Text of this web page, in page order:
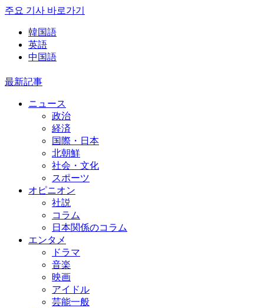
주요 기사 바로가기
韓国語
英語
中国語
最新記事
ニュース
政治
経済
国際・日本
北朝鮮
社会・文化
スポーツ
オピニオン
社説
コラム
日本関係のコラム
エンタメ
ドラマ
音楽
映画
アイドル
芸能一般